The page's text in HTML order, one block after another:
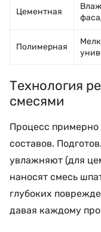
Цементная
Полимерная
Технология
смесями
Процесс примерно
составов.
увлажняют (для
наносят смесь
глубоких
давая каждому